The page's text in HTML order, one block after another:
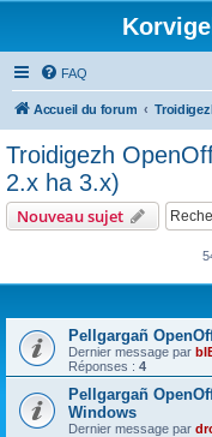
FAQ
Accueil du forum
Troidigezh
2.x ha 3.x)
Nouveau sujet
Pellgargañ
Dernier message par
Réponses : 4
Pellgargañ
Windows
Dernier message par